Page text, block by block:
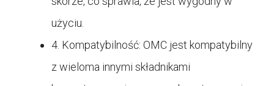
użyciu.
4. Kompatybilność: OMC jest kompatybilny
z wieloma innymi składnikami